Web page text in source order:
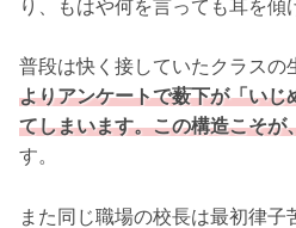
り、もはや何を言っても耳を傾
普段は快く接していたクラスの
よりアンケートで薮下が「いじ
てしまいます。この構造こそが
す。
また同じ職場の校長は最初律子